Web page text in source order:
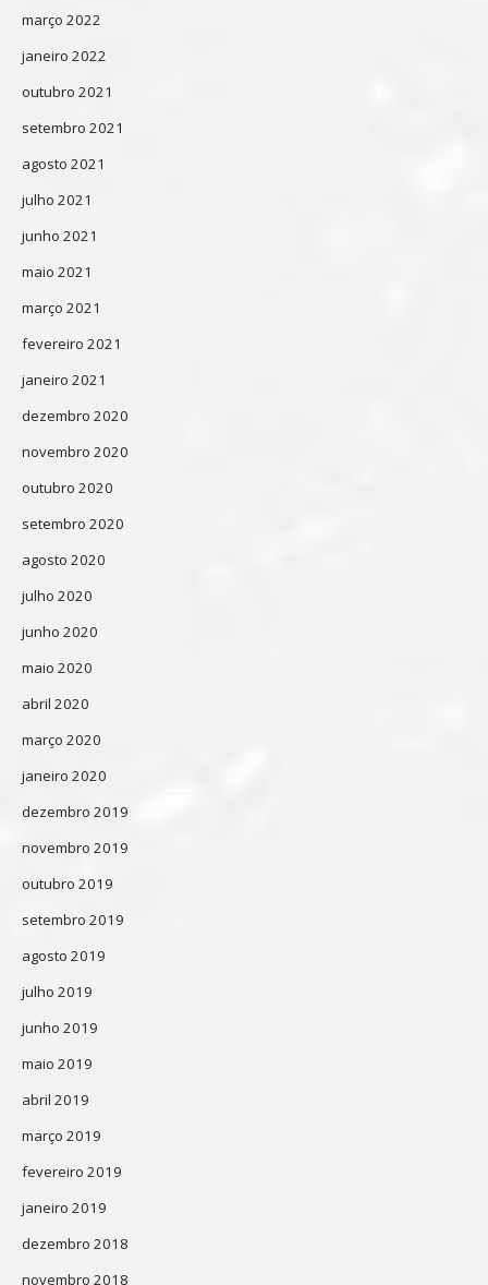
março 2022
janeiro 2022
outubro 2021
setembro 2021
agosto 2021
julho 2021
junho 2021
maio 2021
março 2021
fevereiro 2021
janeiro 2021
dezembro 2020
novembro 2020
outubro 2020
setembro 2020
agosto 2020
julho 2020
junho 2020
maio 2020
abril 2020
março 2020
janeiro 2020
dezembro 2019
novembro 2019
outubro 2019
setembro 2019
agosto 2019
julho 2019
junho 2019
maio 2019
abril 2019
março 2019
fevereiro 2019
janeiro 2019
dezembro 2018
novembro 2018